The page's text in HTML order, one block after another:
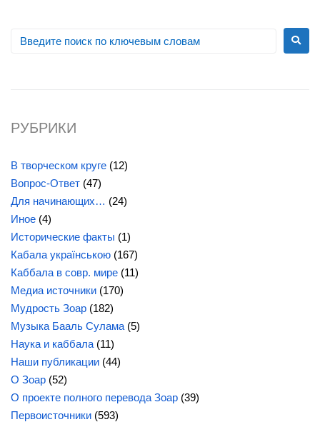
РУБРИКИ
В творческом круге (12)
Вопрос-Ответ (47)
Для начинающих… (24)
Иное (4)
Исторические факты (1)
Кабала українською (167)
Каббала в совр. мире (11)
Медиа источники (170)
Мудрость Зоар (182)
Музыка Бааль Сулама (5)
Наука и каббала (11)
Наши публикации (44)
О Зоар (52)
О проекте полного перевода Зоар (39)
Первоисточники (593)